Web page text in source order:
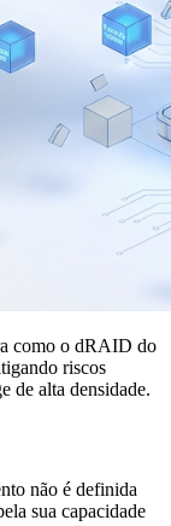
como o dRAID do
riscos
de alta densidade.
não é definida
sua capacidade